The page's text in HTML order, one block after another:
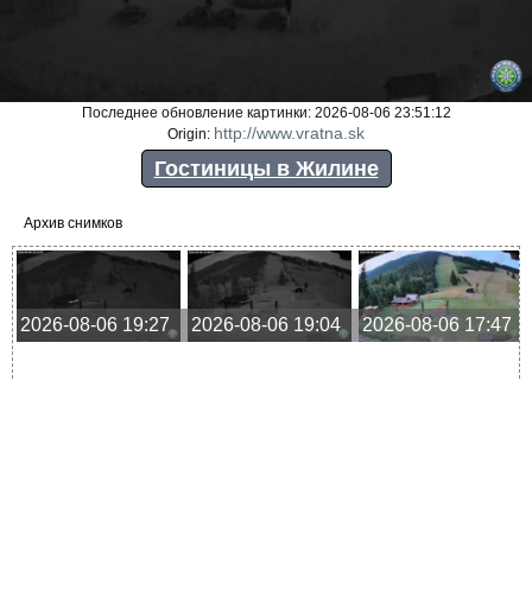
Последнее обновление картинки: 2026-08-06 23:51:12
Origin: http://www.vratna.sk
Гостиницы в Жилине
Архив снимков
2026-08-06 19:27 2026-08-06 19:04 2026-08-06 17:47